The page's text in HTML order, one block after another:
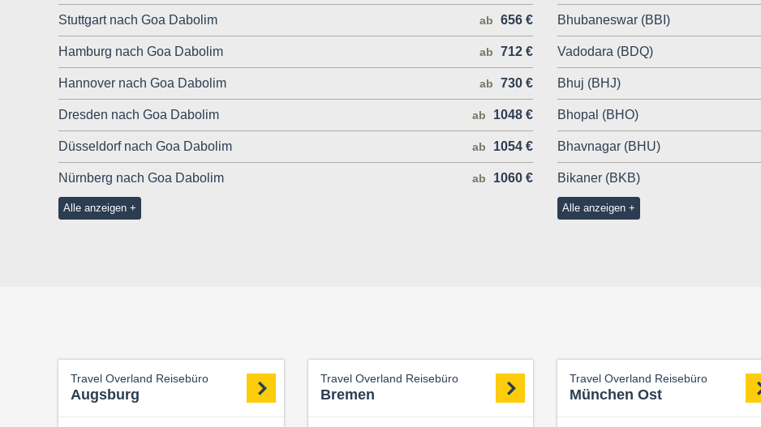
Stuttgart nach Goa Dabolim ab 656 €
Hamburg nach Goa Dabolim ab 712 €
Hannover nach Goa Dabolim ab 730 €
Dresden nach Goa Dabolim ab 1048 €
Düsseldorf nach Goa Dabolim ab 1054 €
Nürnberg nach Goa Dabolim ab 1060 €
Alle anzeigen
Bhubaneswar (BBI)
Vadodara (BDQ)
Bhuj (BHJ)
Bhopal (BHO)
Bhavnagar (BHU)
Bikaner (BKB)
Alle anzeigen
Travel Overland Reisebüro
Augsburg
Travel Overland Reisebüro
Bremen
Travel Overland Reisebüro
München Ost